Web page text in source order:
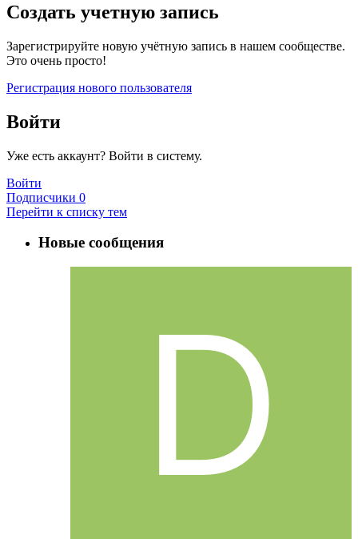
Создать учетную запись
Зарегистрируйте новую учётную запись в нашем сообществе.
Это очень просто!
Регистрация нового пользователя
Войти
Уже есть аккаунт? Войти в систему.
Войти
Подписчики 0
Перейти к списку тем
Новые сообщения